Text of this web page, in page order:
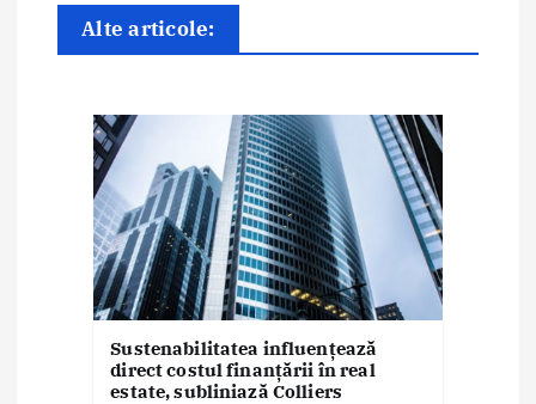
Alte articole:
Sustenabilitatea influențează
direct costul finanțării în real
estate, subliniază Colliers